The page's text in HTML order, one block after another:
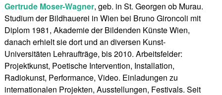
Gertrude Moser-Wagner, geb. in St. Georgen ob Murau.
Studium der Bildhauerei in Wien bei Bruno Gironcoli mit
Diplom 1981, Akademie der Bildenden Künste Wien,
danach erhielt sie dort und an diversen Kunst-
Universitäten Lehraufträge, bis 2010. Arbeitsfelder:
Projektkunst, Poetische Intervention, Installation,
Radiokunst, Performance, Video. Einladungen zu
internationalen Projekten, Ausstellungen, Festivals. Seit